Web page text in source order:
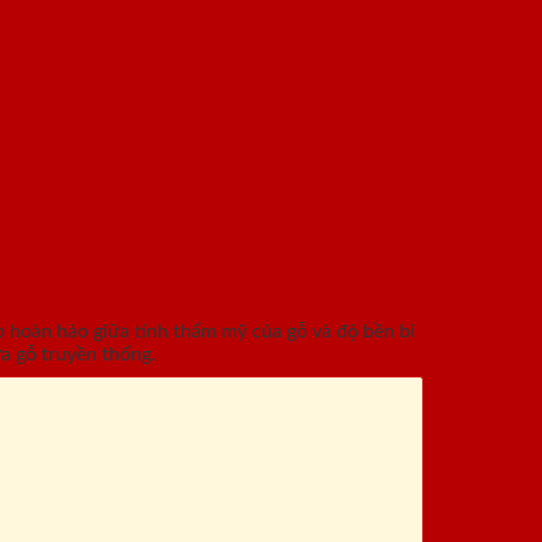
hảo giữa tính thẩm mỹ của gỗ và độ bền bỉ
gỗ truyền thống.